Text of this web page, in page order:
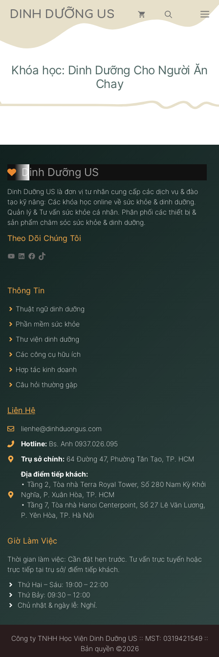
đến
dung
DINH DƯỠNG US
Khóa học: Dinh Dưỡng Cho Người Ăn
Chay
Dinh Dưỡng US
Dinh Dưỡng US là đơn vị tư nhân cung cấp các dịch vụ & đào
tạo kỹ năng: Các khóa học online về sức khỏe & dinh dưỡng.
Quản lý & Tư vấn sức khỏe cá nhân. Phân phối các thiết bị &
sản phẩm chăm sóc sức khỏe & dinh dưỡng.
Theo Dõi Chúng Tôi
Youtube
Linkedin
Facebook
Tiktok
Thông Tin
Thuật ngữ dinh dưỡng
Phần mềm sức khỏe
Thư viện dinh dưỡng
Các công cụ hữu ích
Hợp tác kinh doanh
Câu hỏi thường gặp
Liên Hệ
lienhe@dinhduongus.com
Hotline: Bs. Anh 0937.026.095
Trụ sở chính: 64 Đường 47, Phường Tân Tạo, TP. HCM
Địa điểm tiếp khách:
• Tầng 2, Tòa nhà Terra Royal Tower, Số 280 Nam Kỳ Khởi
Nghĩa, P. Xuân Hòa, TP. HCM
• Tầng 7, Tòa nhà Hanoi Centerpoint, Số 27 Lê Văn Lương,
P. Yên Hòa, TP. Hà Nội
Giờ Làm Việc
Thời gian làm việc: Cần đặt hẹn trước. Tư vấn trực tuyến hoặc
trực tiếp tại trụ sở/ điểm tiếp khách.
Thứ Hai – Sáu: 19:00 – 22:00
Thứ Bảy: 09:30 – 12:00
Chủ nhật & ngày lễ: Nghỉ.
Công ty TNHH Học Viện Dinh Dưỡng US :: MST: 0319421549 ::
Bản quyền ©2026